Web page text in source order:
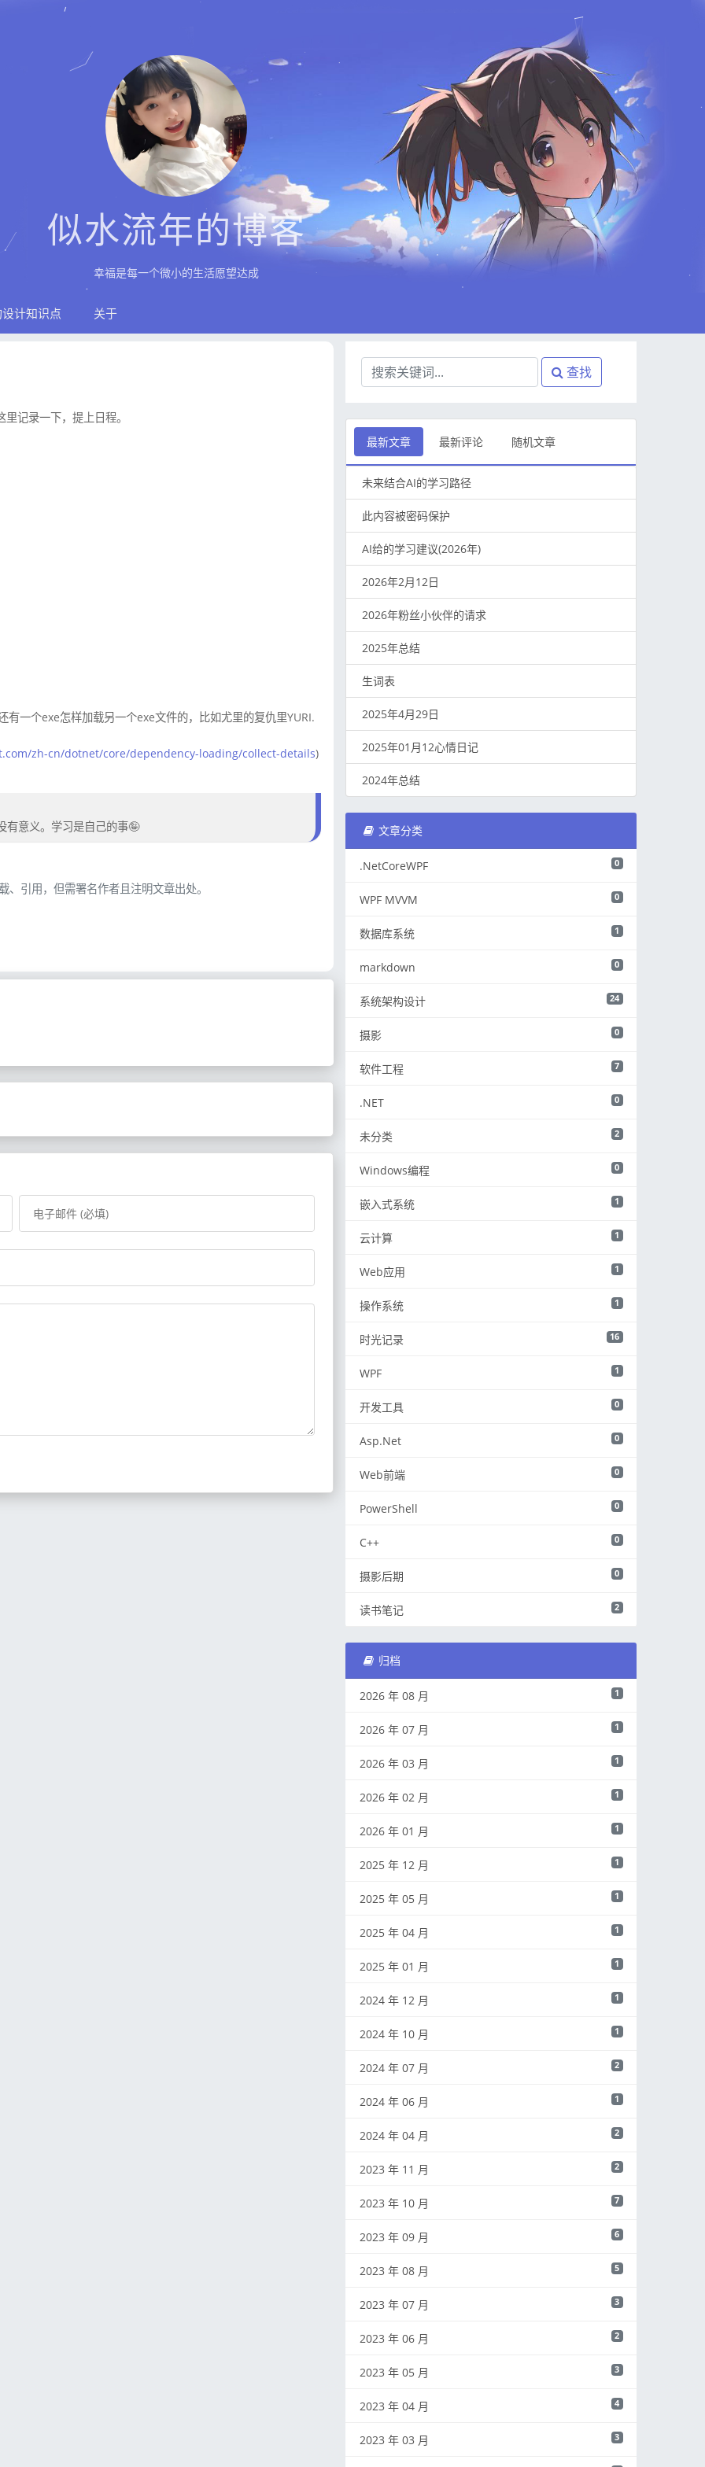
似水流年的博客
幸福是每一个微小的生活愿望达成
计知识点 关于
记录一下，提上日程。
一个exe怎样加载另一个exe文件的，比如尤里的复仇里YURI.
zh-cn/dotnet/core/dependency-loading/collect-details)
有意义。学习是自己的事🤪
、引用，但需署名作者且注明文章出处。
查找
最新文章 最新评论 随机文章
未来结合AI的学习路径
此内容被密码保护
AI给的学习建议(2026年)
2026年2月12日
2026年粉丝小伙伴的请求
2025年总结
生词表
2025年4月29日
2025年01月12心情日记
2024年总结
文章分类
.NetCoreWPF 0
WPF MVVM 0
数据库系统 1
markdown 0
系统架构设计 24
摄影 0
软件工程 7
.NET 0
未分类 2
Windows编程 0
嵌入式系统 1
云计算 1
Web应用 1
操作系统 1
时光记录 16
WPF 1
开发工具 0
Asp.Net 0
Web前端 0
PowerShell 0
C++ 0
摄影后期 0
读书笔记 2
归档
2026 年 08 月 1
2026 年 07 月 1
2026 年 03 月 1
2026 年 02 月 1
2026 年 01 月 1
2025 年 12 月 1
2025 年 05 月 1
2025 年 04 月 1
2025 年 01 月 1
2024 年 12 月 1
2024 年 10 月 1
2024 年 07 月 2
2024 年 06 月 1
2024 年 04 月 2
2023 年 11 月 2
2023 年 10 月 7
2023 年 09 月 6
2023 年 08 月 5
2023 年 07 月 3
2023 年 06 月 2
2023 年 05 月 3
2023 年 04 月 4
2023 年 03 月 3